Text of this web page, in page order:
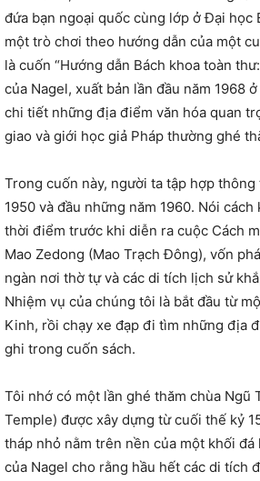
đứa bạn ngoại quốc cùng lớp ở Đại học
một trò chơi theo hướng dẫn của một
là cuốn “Hướng dẫn Bách khoa toàn
của Nagel, xuất bản lần đầu năm 1968
chi tiết những địa điểm văn hóa quan
giao và giới học giả Pháp thường ghé
Trong cuốn này, người ta tập hợp
1950 và đầu những năm 1960. Nói
thời điểm trước khi diễn ra cuộc Cách
Mao Zedong (Mao Trạch Đông), vốn
ngàn nơi thờ tự và các di tích lịch sử
Nhiệm vụ của chúng tôi là bắt đầu từ
Kinh, rồi chạy xe đạp đi tìm những địa
ghi trong cuốn sách.
Tôi nhớ có một lần ghé thăm chùa Ngũ
Temple) được xây dựng từ cuối thế kỷ
tháp nhỏ nằm trên nền của một khối đá
của Nagel cho rằng hầu hết các di tích